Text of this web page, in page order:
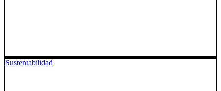
Sustentabilidad